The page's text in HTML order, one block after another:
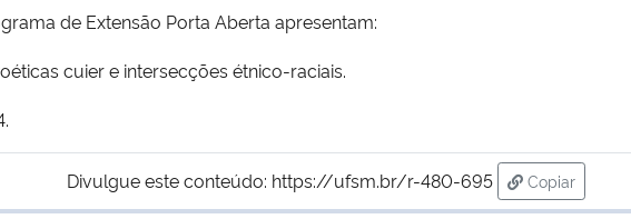
de Extensão Porta Aberta apresentam:
cuier e intersecções étnico-raciais.
Divulgue este conteúdo: https://ufsm.br/r-480-695
Copiar
para área